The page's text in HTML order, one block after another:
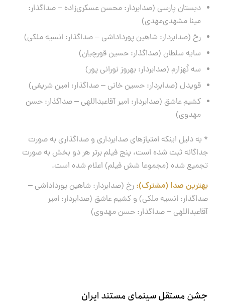
دبستان پارسی (صدابردار: محسن عسکری‌زاده – صداگذار:
مینا مشهدی‌مهدی)
رخ (صدابردار: شاهین پورداداشی – صداگذار: انسیه ملکی)
سایه سلطان (صداگذار: حسین قورچیان)
سه نُهزارم (صدابردار: بهروز نورانی پور)
قویدل (صدابردار: حسین خانی – صداگذار: امین شریفی)
کشیم عاشق (صدابردار: امیر آقاعبداللهی – صداگذار: حسن
مهدوی)
* به دلیل اینکه امتیازهای صدابرداری و صداگذاری به صورت
جداگانه ثبت شده است، پنج فیلم برتر هر دو بخش به صورت
تجمیع شده (مجموعا شش فیلم) اعلام شده است.
بهترین صدا (مشترک): رخ (صدابردار: شاهین پورداداشی –
صداگذار: انسیه ملکی) و کشیم عاشق (صدابردار: امیر
آقاعبداللهی – صداگذار: حسن مهدوی)
جشن مستقل سینمای مستند ایران